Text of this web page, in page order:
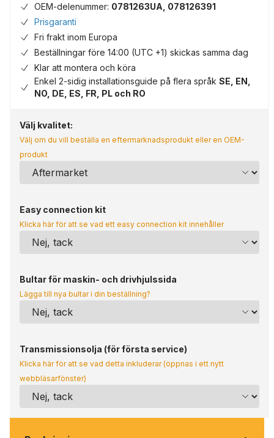
OEM-delenummer: 0781263UA, 078126391
Prisgaranti
Fri frakt inom Europa
Beställningar före 14:00 (UTC +1) skickas samma dag
Klar att montera och köra
Enkel 2-sidig installationsguide på flera språk SE, EN,
NO, DE, ES, FR, PL och RO
Välj kvalitet:
Välj om du vill beställa en eftermarknadsprodukt eller en OEM-
produkt
Easy connection kit
Klicka här för att se vad ett easy connection kit innehåller
Bultar för maskin- och drivhjulssida
Lägga till nya bultar i din beställning?
Transmissionsolja (för första service)
Klicka här för att se vad detta inkluderar (öppnas i ett nytt
webbläsarfönster)